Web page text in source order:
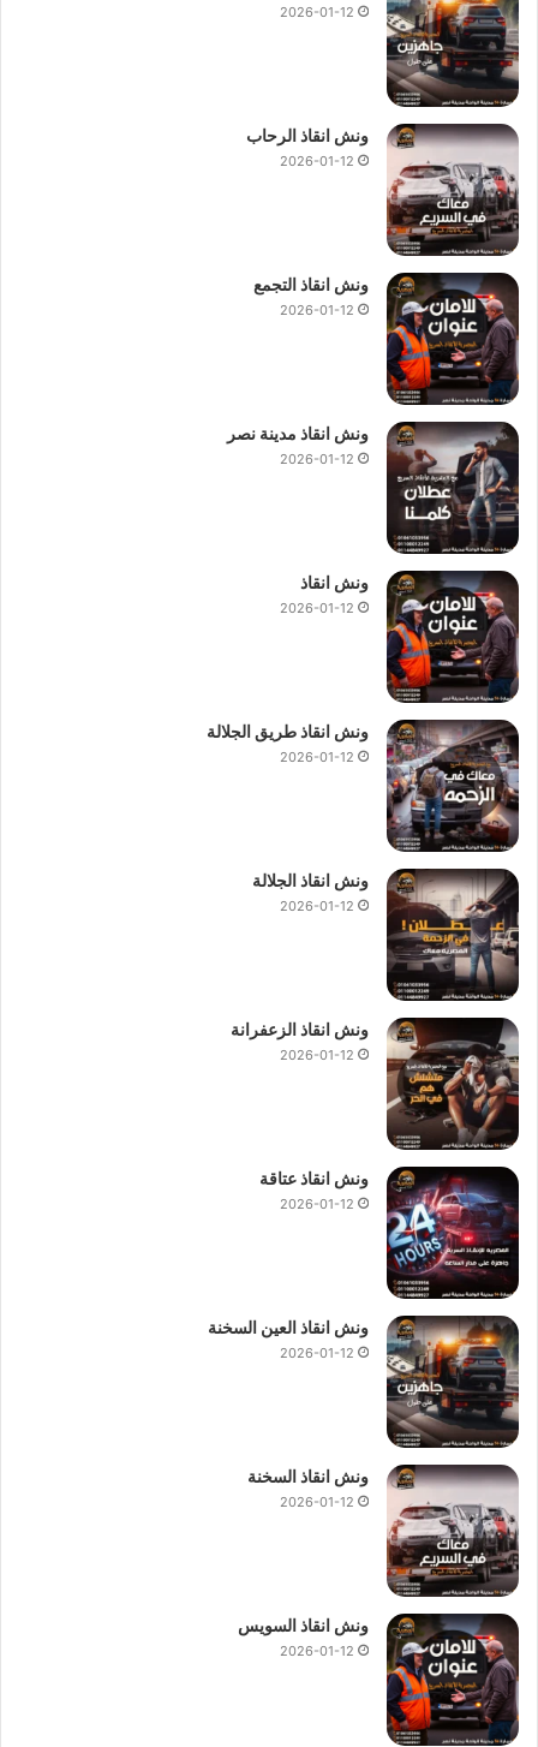
2026-01-12
ونش انقاذ الرحاب
2026-01-12
ونش انقاذ التجمع
2026-01-12
ونش انقاذ مدينة نصر
2026-01-12
ونش انقاذ
2026-01-12
ونش انقاذ طريق الجلالة
2026-01-12
ونش انقاذ الجلالة
2026-01-12
ونش انقاذ الزعفرانة
2026-01-12
ونش انقاذ عتاقة
2026-01-12
ونش انقاذ العين السخنة
2026-01-12
ونش انقاذ السخنة
2026-01-12
ونش انقاذ السويس
2026-01-12